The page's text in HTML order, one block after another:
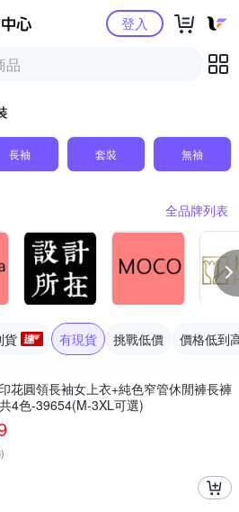
Yahoo購物中心登入
長袖 套裝 無袖
全品牌列表
貨 有現貨 挑戰低價 價格低到
花圓領長袖女上衣+純色窄管休閒褲長褲
4色-39654(M-3XL可選)
)